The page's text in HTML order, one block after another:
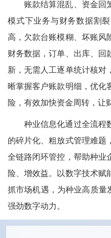
账款结算混乱、资金回
模式下业务与财务数据割
高，欠款台账模糊、坏账风
财务数据，订单、出库、回
新，无需人工逐单统计核对
晰掌握客户账款明细，优化
险，有效加快资金周转，让
种业信息化通过全流程
的碎片化、粗放式管理难题
全链路闭环管控，帮助种业
险、增效益。以数字技术赋
抓市场机遇，为种业高质量
强劲数字动力。